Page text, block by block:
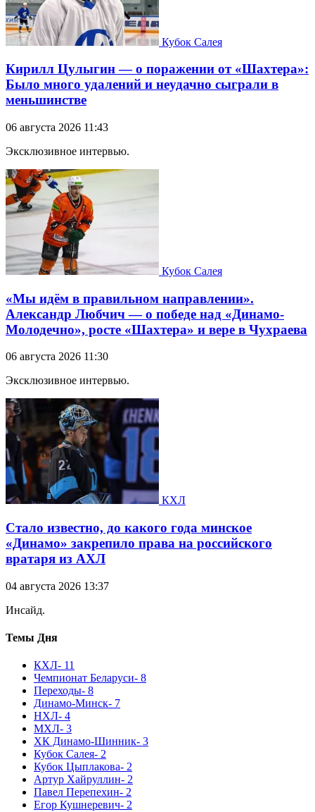
Кубок Салея
Кирилл Цулыгин — о поражении от «Шахтера»:
Было много удалений и неудачно сыграли в
меньшинстве
06 августа 2026 11:43
Эксклюзивное интервью.
Кубок Салея
«Мы идём в правильном направлении».
Александр Любчич — о победе над «Динамо-
Молодечно», росте «Шахтера» и вере в Чухраева
06 августа 2026 11:30
Эксклюзивное интервью.
КХЛ
Стало известно, до какого года минское
«Динамо» закрепило права на российского
вратаря из АХЛ
04 августа 2026 13:37
Инсайд.
Темы Дня
КХЛ- 11
Чемпионат Беларуси- 8
Переходы- 8
Динамо-Минск- 7
НХЛ- 4
МХЛ- 3
ХК Динамо-Шинник- 3
Кубок Салея- 2
Кубок Цыплакова- 2
Артур Хайруллин- 2
Павел Перепехин- 2
Егор Кушнеревич- 2